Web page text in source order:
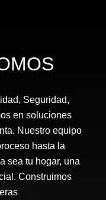
Seguridad,
en soluciones
Nuestro equipo
hasta la
sea tu hogar, una
Construimos